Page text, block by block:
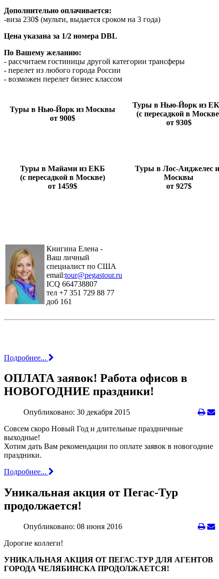
Дополнительно оплачивается:
-виза 230$ (мульти, выдается сроком на 3 года)
Цена указана за 1/2 номера DBL
По Вашему желанию:
- рассчитаем гостиницы другой категории трансферы
- перелет из любого города России
- возможен перелет бизнес классом
Туры в Нью-Йорк из Москвы
от 900$
Туры в Нью-Йорк из
(с пересадкой в
от 930$
Туры в Майами из ЕКБ
(с пересадкой в Москве)
от 1459$
Туры в Лос-Анджелес
Москвы
от 927$
Книгина Елена -
Ваш личный
специалист по США
email:tour@pegastour.ru
ICQ 664738807
тел +7 351 729 88 77
доб 161
Подробнее...
ОПЛАТА заявок! Работа офисов в
НОВОГОДНИЕ праздники!
Опубликовано: 30 декабря 2015
Совсем скоро Новый Год и длительные праздничные
выходные!
Хотим дать Вам рекомендации по оплате заявок в новогодние
праздники.
Подробнее...
Уникальная акция от Пегас-Тур
продолжается!
Опубликовано: 08 июня 2016
Дорогие коллеги!
УНИКАЛЬНАЯ АКЦИЯ ОТ ПЕГАС-ТУР ДЛЯ АГЕНТОВ
ГОРОДА ЧЕЛЯБИНСКА ПРОДОЛЖАЕТСЯ!